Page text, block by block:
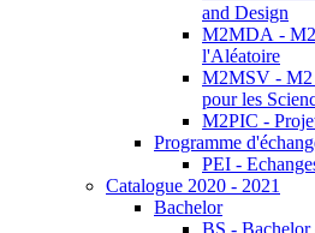
and Design
M2MDA - M2
l'Aléatoire
M2MSV - M2
pour les
M2PIC -
Programme
PEI -
Catalogue 2020 - 2021
Bachelor
BS - Bachelor